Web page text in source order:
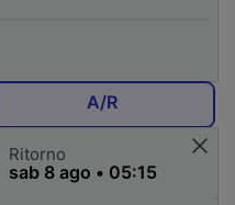
A/R
Ritorno